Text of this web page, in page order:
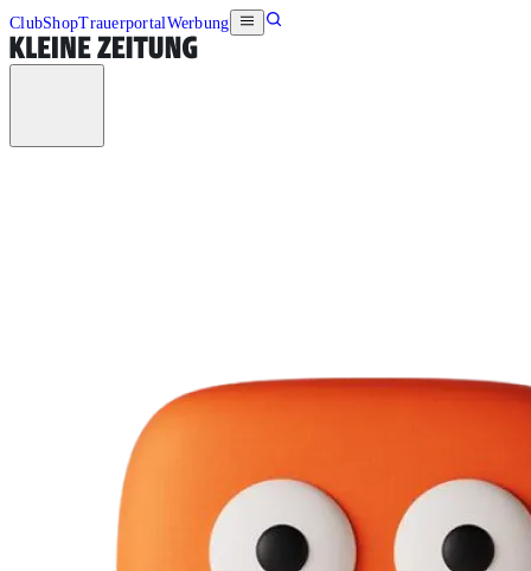
ClubShopTrauerportalWerbung